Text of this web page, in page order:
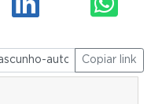
Copiar link